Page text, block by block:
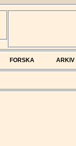
FORSKA ARKIV